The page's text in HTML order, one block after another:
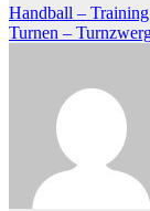
Handball –
Turnen –